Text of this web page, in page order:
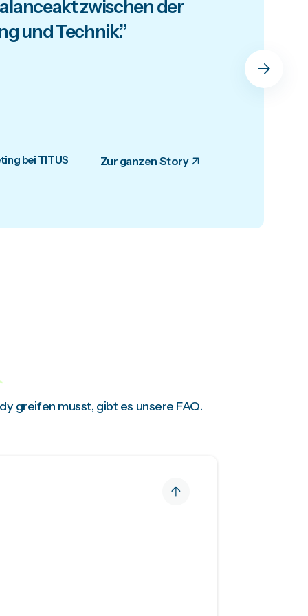
zwischen der
und Technik.”
bei TITUS Zur ganzen Story
greifen musst, gibt es unsere FAQ.